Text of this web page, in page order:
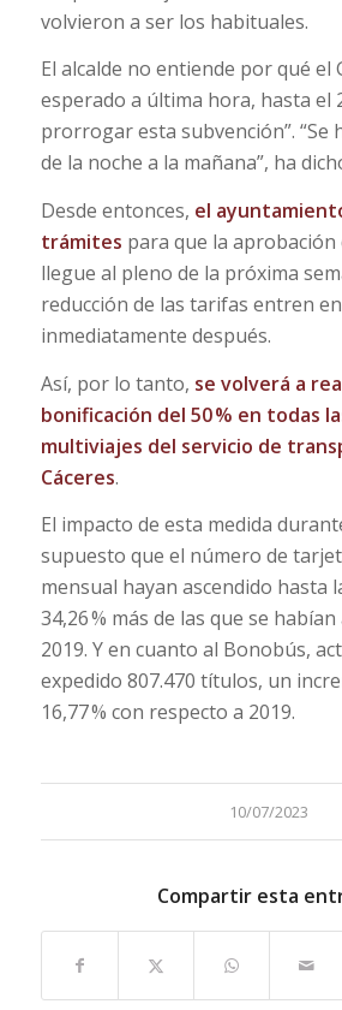
volvieron a ser los habituales.
El alcalde no entiende por qué el
esperado a última hora, hasta el
prorrogar esta subvención”. “Se
de la noche a la mañana”, ha
Desde entonces, el
trámites para que la aprobación
llegue al pleno de la próxima
reducción de las tarifas entren
inmediatamente después.
Así, por lo tanto, se volverá a
bonificación del 50 % en todas
multiviajes del servicio de
Cáceres.
El impacto de esta medida
supuesto que el número de
mensual hayan ascendido hasta
34,26 % más de las que se
2019. Y en cuanto al Bonobús,
expedido 807.470 títulos, un
16,77 % con respecto a 2019.
10/07/2023
Compartir esta